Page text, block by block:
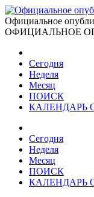
Официальное
ОФИЦИАЛЬНОЕ
Сегодня
Неделя
Месяц
ПОИСК
КАЛЕНДАРЬ
Сегодня
Неделя
Месяц
ПОИСК
КАЛЕНДАРЬ